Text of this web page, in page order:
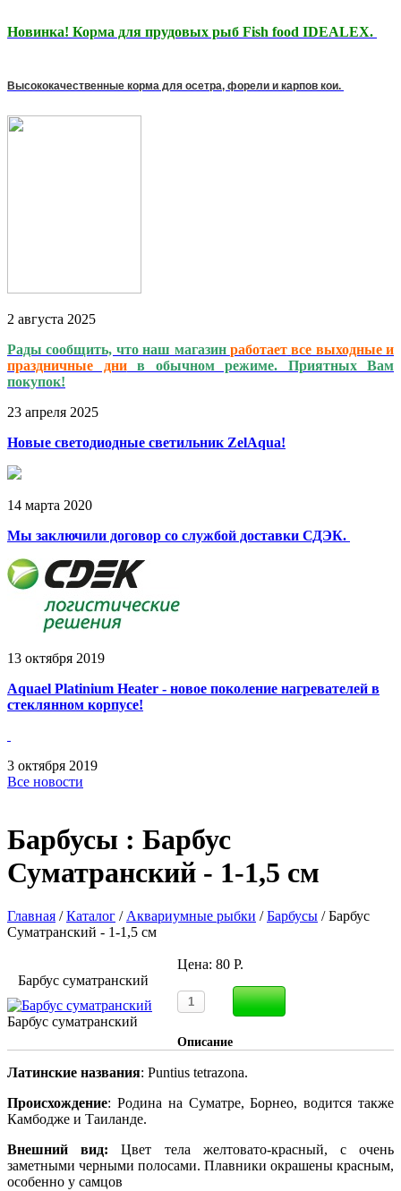
Новинка! Корма для прудовых рыб Fish food IDEALEX.
Высококачественные корма для осетра, форели и карпов кои.
2 августа 2025
Рады сообщить, что наш магазин работает все выходные и
праздничные днив обычном режиме. Приятных Вам
покупок!
23 апреля 2025
Новые светодиодные светильник ZelAqua!
14 марта 2020
Мы заключили договор со службой доставки СДЭК.
13 октября 2019
Aquael Platinium Heater - новое поколение нагревателей в
стеклянном корпусе!
3 октября 2019
Все новости
Барбусы : Барбус
Суматранский - 1-1,5 см
Главная /Каталог / Аквариумные рыбки /Барбусы /Барбус
Суматранский - 1-1,5 см
Барбус суматранский
Барбус суматранский
Цена: 80 Р.
Описание
Латинские названия: Puntius tetrazona.
Происхождение: Родина на Суматре, Борнео, водится также
Камбодже и Таиланде.
Внешний вид: Цвет тела желтовато-красный, с очень
заметными черными полосами. Плавники окрашены красным,
особенно у самцов